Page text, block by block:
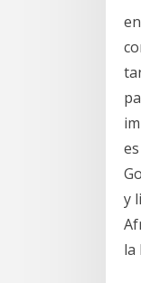
y
la